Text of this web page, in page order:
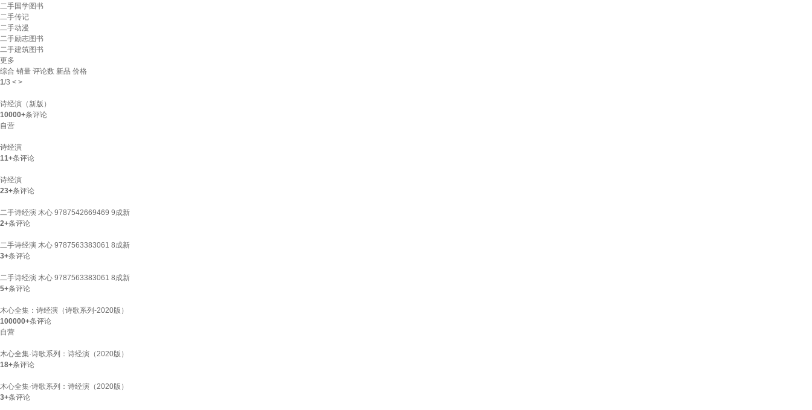
二手国学图书
二手传记
二手动漫
二手励志图书
二手建筑图书
更多
综合 销量 评论数 新品 价格
1/3 < >
诗经演（新版）
10000+条评论
自营
诗经演
11+条评论
诗经演
23+条评论
二手诗经演 木心 9787542669469 9成新
2+条评论
二手诗经演 木心 9787563383061 8成新
3+条评论
二手诗经演 木心 9787563383061 8成新
5+条评论
木心全集：诗经演（诗歌系列-2020版）
100000+条评论
自营
木心全集·诗歌系列：诗经演（2020版）
18+条评论
木心全集·诗歌系列：诗经演（2020版）
3+条评论